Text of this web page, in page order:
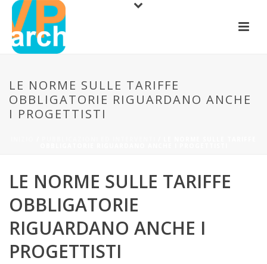
LE NORME SULLE TARIFFE
OBBLIGATORIE RIGUARDANO ANCHE
I PROGETTISTI
LE NORME SULLE TARIFFE
OBBLIGATORIE
RIGUARDANO ANCHE I
PROGETTISTI